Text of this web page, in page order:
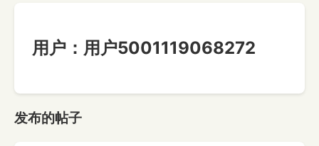
用户：用户5001119068272
发布的帖子